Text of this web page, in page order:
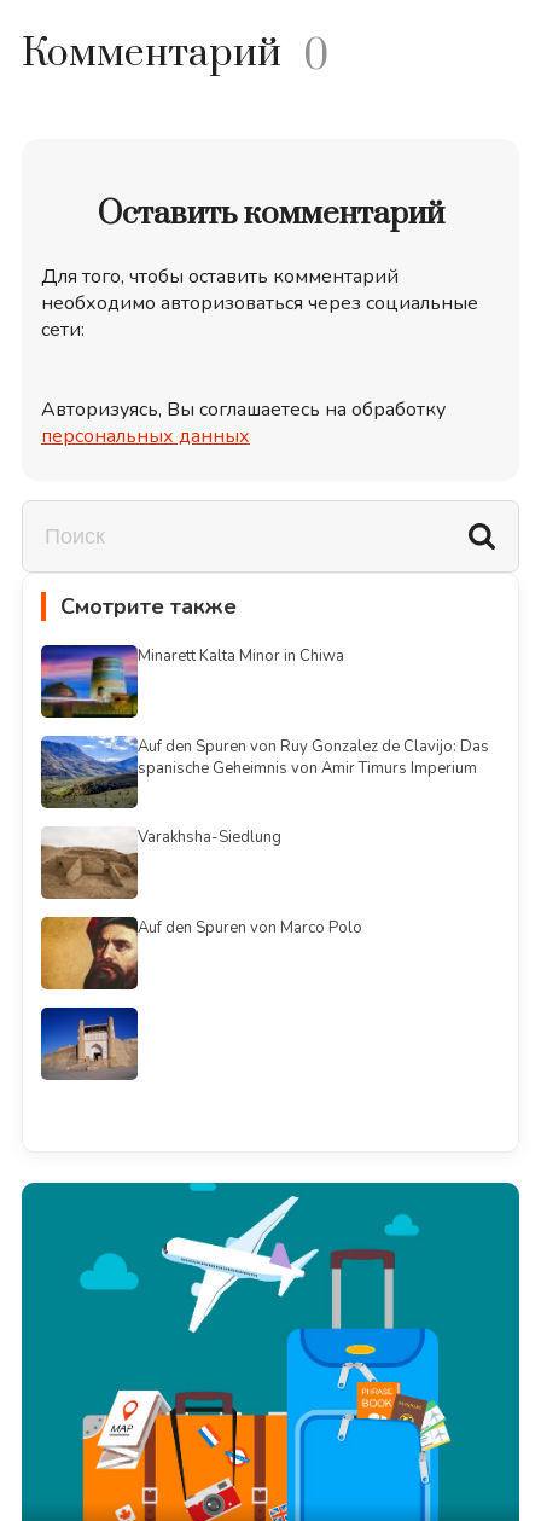
Комментарий 0
Оставить комментарий
Для того, чтобы оставить комментарий
необходимо авторизоваться через социальные
сети:
Авторизуясь, Вы соглашаетесь на обработку
персональных данных
Смотрите также
Minarett Kalta Minor in Chiwa
Auf den Spuren von Ruy Gonzalez de Clavijo: Das
spanische Geheimnis von Amir Timurs Imperium
Varakhsha-Siedlung
Auf den Spuren von Marco Polo